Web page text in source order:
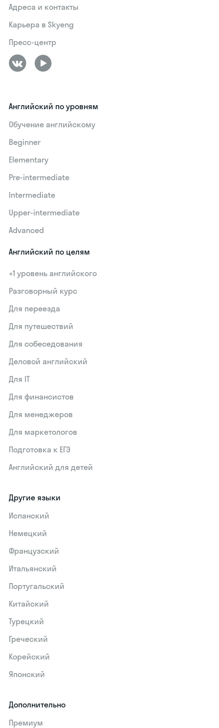
Адреса и контакты
Карьера в Skyeng
Пресс-центр
Английский по уровням
Обучение английскому
Beginner
Elementary
Pre-intermediate
Intermediate
Upper-intermediate
Advanced
Английский по целям
+1 уровень английского
Разговорный курс
Для переезда
Для путешествий
Для собеседования
Деловой английский
Для IT
Для финансистов
Для менеджеров
Для маркетологов
Подготовка к ЕГЭ
Английский для детей
Другие языки
Испанский
Немецкий
Французский
Итальянский
Португальский
Китайский
Турецкий
Греческий
Корейский
Японский
Дополнительно
Премиум